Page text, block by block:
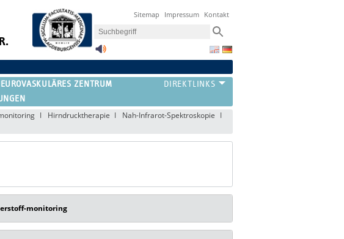
Sitemap Impressum Kontakt
ZENTRUM
Hirndrucktherapie
Nah-Infrarot-Spektroskopie
monitoring